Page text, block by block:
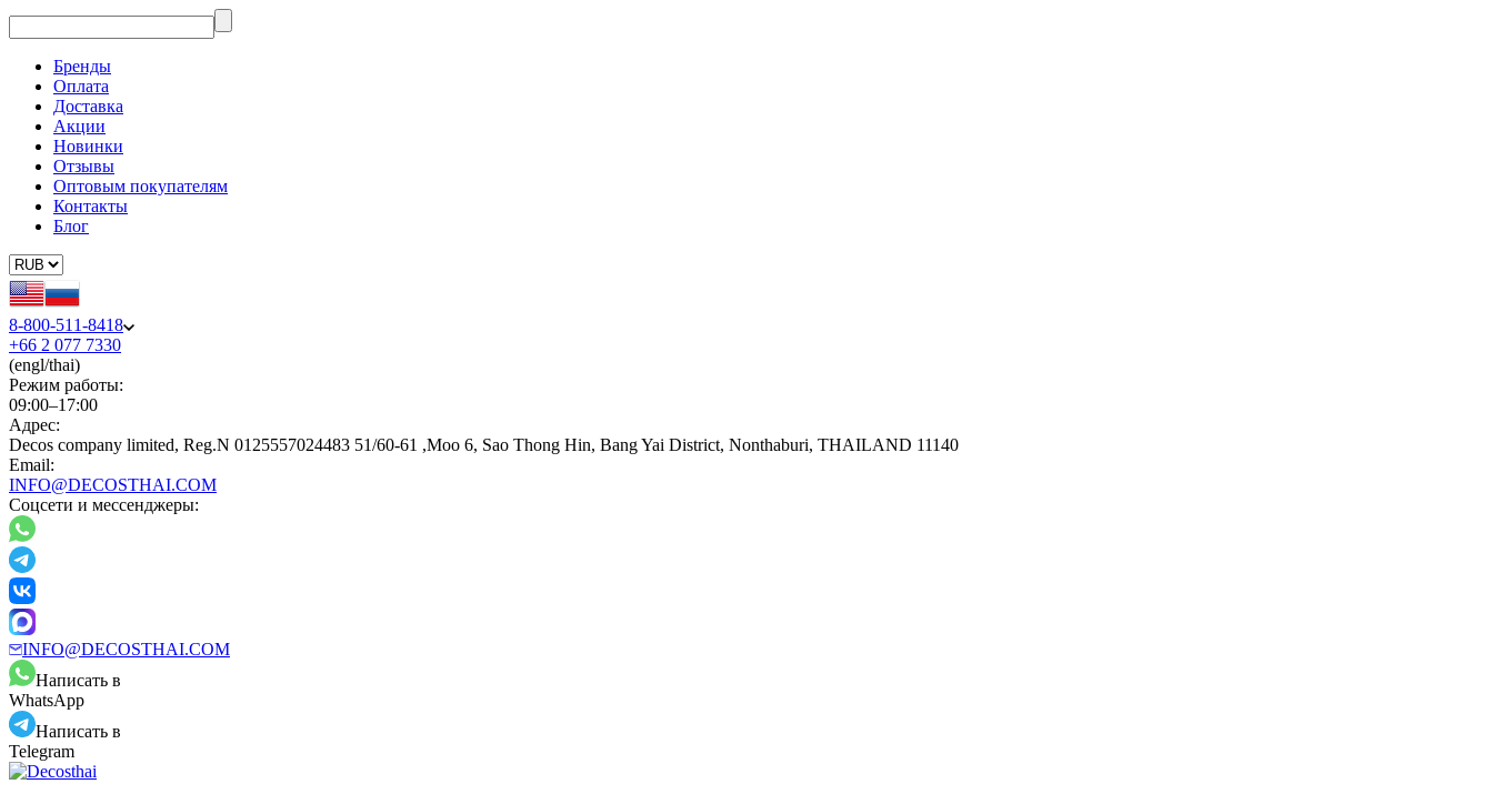
Бренды
Оплата
Доставка
Акции
Новинки
Отзывы
Оптовым покупателям
Контакты
Блог
8-800-511-8418
+66 2 077 7330
(engl/thai)
Режим работы:
09:00–17:00
Адрес:
Decos company limited, Reg.N 0125557024483 51/60-61 ,Moo 6, Sao Thong Hin, Bang Yai District, Nonthaburi, THAILAND 11140
Email:
INFO@DECOSTHAI.COM
Соцсети и мессенджеры:
INFO@DECOSTHAI.COM
Написать в
WhatsApp
Написать в
Telegram